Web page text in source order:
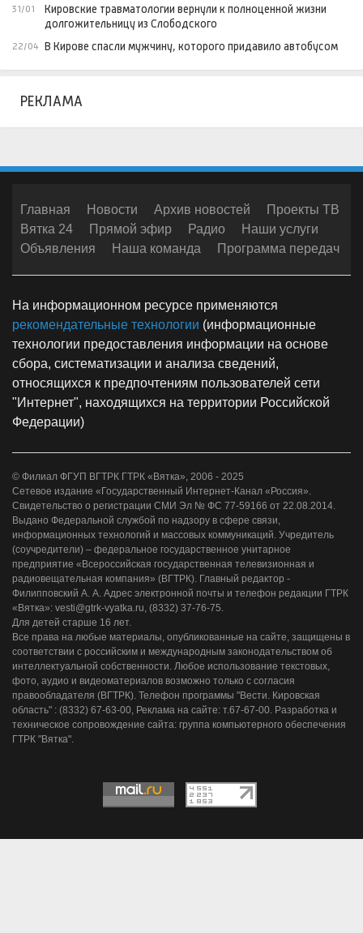
31/01
Кировские травматологии вернули к полноценной жизни
долгожительницу из Слободского
22/04 В Кирове спасли мужчину, которого придавило автобусом
РЕКЛАМА
Главная Новости Архив новостей
Проекты ТВ
Вятка 24
Прямой эфир Радио
Наши услуги
Объявления
Наша команда Программа передач
На информационном ресурсе применяются
рекомендательные технологии (информационные
технологии предоставления информации на основе
сбора, систематизации и анализа сведений,
относящихся к предпочтениям пользователей сети
"Интернет", находящихся на территории Российской
Федерации)
© Филиал ФГУП ВГТРК ГТРК «Вятка», 2006 - 2025
Сетевое издание «Государственный Интернет-Канал «Россия».
Свидетельство о регистрации СМИ Эл № ФС 77-59166 от 22.08.2014.
Выдано Федеральной службой по надзору в сфере связи,
информационных технологий и массовых коммуникаций. Учредитель
(соучредители) – федеральное государственное унитарное
предприятие «Всероссийская государственная телевизионная и
радиовещательная компания» (ВГТРК). Главный редактор -
Филипповский А. А. Адрес электронной почты и телефон редакции ГТРК
«Вятка»: vesti@gtrk-vyatka.ru, (8332) 37-76-75.
Для детей старше 16 лет.
Все права на любые материалы, опубликованные на сайте, защищены в
соответствии с российским и международным законодательством об
интеллектуальной собственности. Любое использование текстовых,
фото, аудио и видеоматериалов возможно только с согласия
правообладателя (ВГТРК). Телефон программы "Вести. Кировская
область" : (8332) 67-63-00, Реклама на сайте: т.67-67-00. Разработка и
техническое сопровождение сайта: группа компьютерного обеспечения
ГТРК "Вятка".